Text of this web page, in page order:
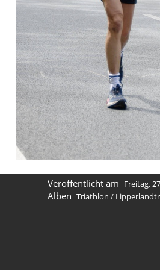
Veröffentlicht am Freitag,
Alben Triathlon /